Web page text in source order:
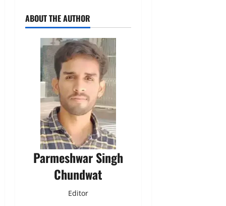
ABOUT THE AUTHOR
Parmeshwar Singh
Chundwat
Editor